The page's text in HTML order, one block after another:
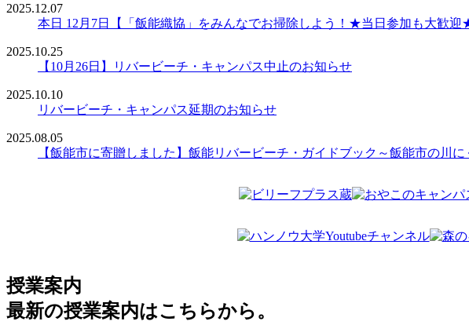
2025.12.07
本日 12月7日【「飯能織協」をみんなでお掃除しよう！★当日参加も大歓
2025.10.25
【10月26日】リバービーチ・キャンパス中止のお知らせ
2025.10.10
リバービーチ・キャンパス延期のお知らせ
2025.08.05
【飯能市に寄贈しました】飯能リバービーチ・ガイドブック～飯能市の川
授業案内
最新の授業案内はこちらから。